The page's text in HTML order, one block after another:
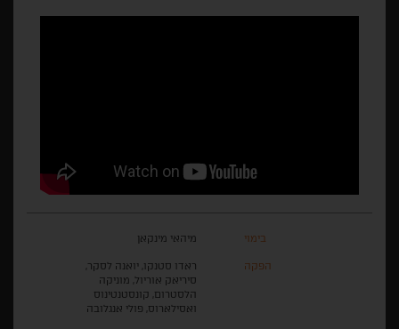
בימוי מיהאי מינקאן
הפקה
ראדו סטנקו, יואנה לסקר,
סיריאק אוריול, מוניקה
הלסטרום, קונסטנטינוס
ואסילארוס, פולי אנגלובה